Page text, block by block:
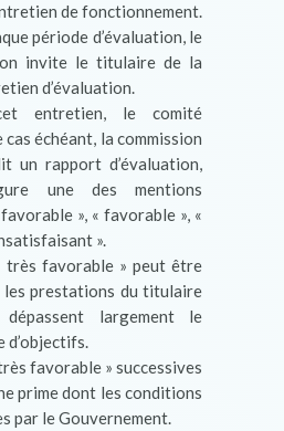
de fonctionnement.
période d’évaluation, le
invite le titulaire de la
d’évaluation.
entretien, le comité
cas échéant, la commission
un rapport d’évaluation,
une des mentions
», « favorable », «
».
très favorable » peut être
prestations du titulaire
largement le
d’objectifs.
favorable » successives
prime dont les conditions
par le Gouvernement.